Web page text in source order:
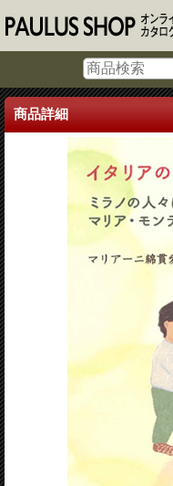
商品詳細